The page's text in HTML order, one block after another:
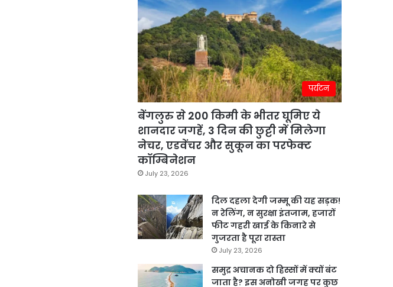
पर्यटन
बेंगलुरु से 200 किमी के भीतर घूमिए ये
शानदार जगहें, 3 दिन की छुट्टी में मिलेगा
नेचर, एडवेंचर और सुकून का परफेक्ट
कॉम्बिनेशन
July 23, 2026
दिल दहला देगी जम्मू की यह सड़क!
न रेलिंग, न सुरक्षा इंतजाम, हजारों
फीट गहरी खाई के किनारे से
गुजरता है पूरा रास्ता
July 23, 2026
समुद्र अचानक दो हिस्सों में क्यों बंट
जाता है? इस अनोखी जगह पर कुछ